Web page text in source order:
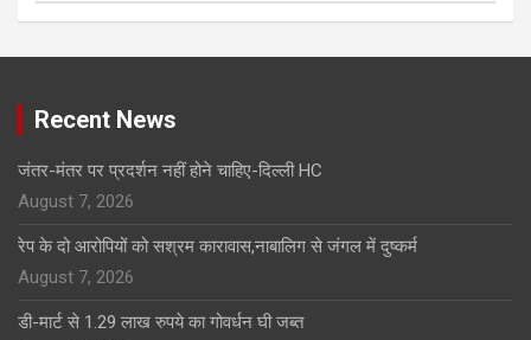
Click to Open Page
Recent News
जंतर-मंतर पर प्रदर्शन नहीं होने चाहिए-दिल्ली HC
August 7, 2026
रेप के दो आरोपियों को सश्रम कारावास,नाबालिग से जंगल में दुष्कर्म
August 7, 2026
डी-मार्ट से 1.29 लाख रुपये का गोवर्धन घी जब्त